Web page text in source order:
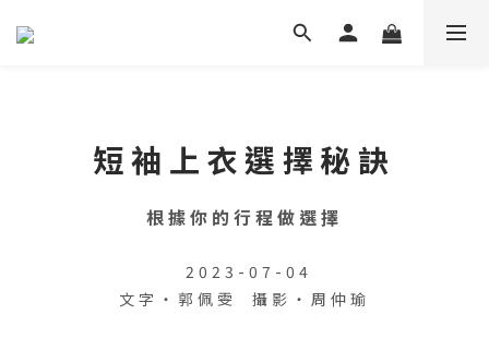
短袖上衣選擇秘訣
根據你的行程做選擇
2023-07-04
文字・郭佩雯 攝影・ 周仲瑜